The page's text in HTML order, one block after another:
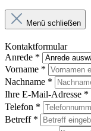
Menü schließen
Kontaktformular
Anrede *
Vorname *
Nachname *
Ihre E-Mail-Adresse *
Telefon *
Betreff *